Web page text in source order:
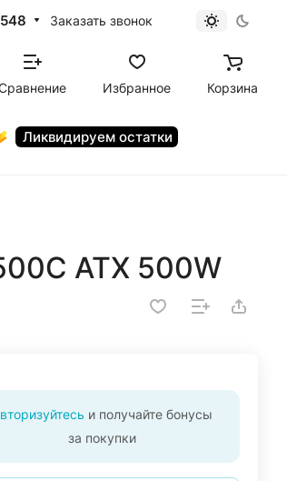
Заказать звонок
Избранное Корзина
Ликвидируем остатки
ATX 500W
и получайте бонусы
за покупки